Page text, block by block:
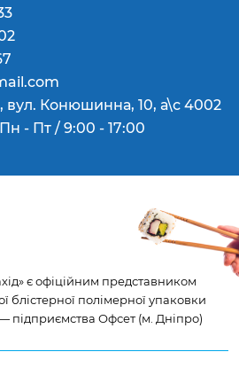
вул. Конюшинна, 10, а\с 4002
- Пт / 9:00 - 17:00
є офіційним представником
блістерної полімерної упаковки
підприємства Офсет (м. Дніпро)